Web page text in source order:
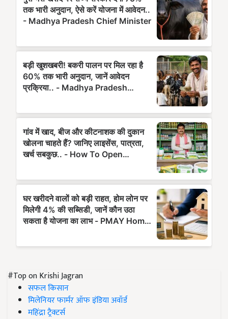
#Top on Krishi Jagran
सफल किसान
मिलेनियर फार्मर ऑफ इंडिया अवॉर्ड
महिंद्रा ट्रैक्टर्स